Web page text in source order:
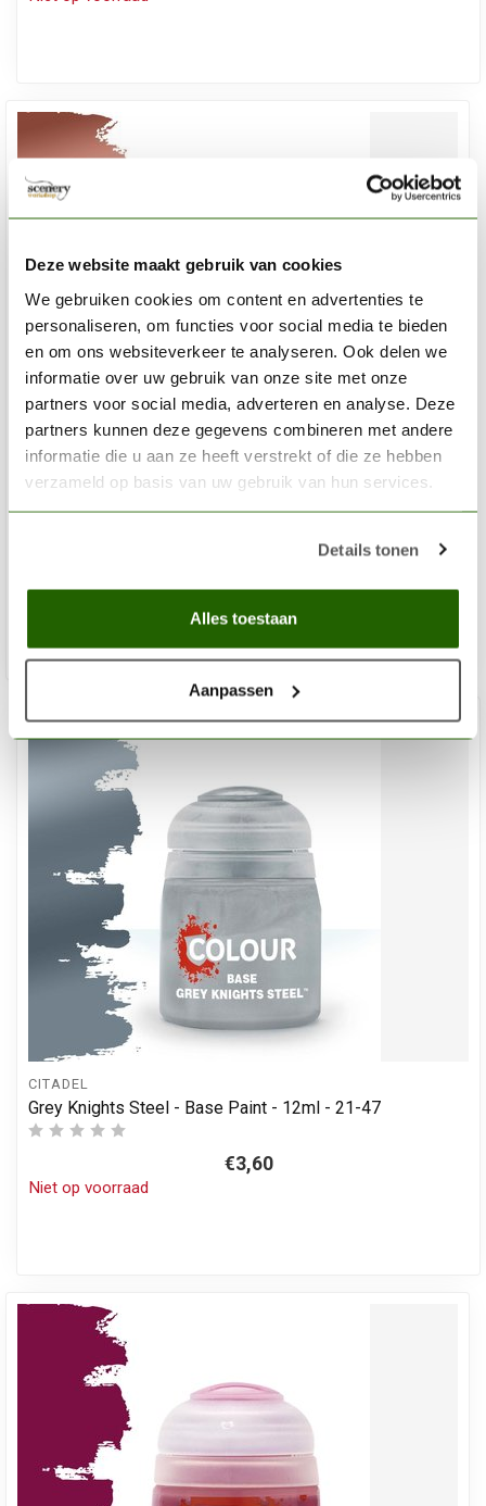
Deze website maakt gebruik van cookies
We gebruiken cookies om content en advertenties te
personaliseren, om functies voor social media te bieden
en om ons websiteverkeer te analyseren. Ook delen we
informatie over uw gebruik van onze site met onze
partners voor social media, adverteren en analyse. Deze
partners kunnen deze gegevens combineren met andere
informatie die u aan ze heeft verstrekt of die ze hebben
verzameld op basis van uw gebruik van hun services.
Details tonen
Alles toestaan
Aanpassen
CITADEL
Warplock Bronze - Base Paint - 12ml - 21-31
Niet op voorraad
CITADEL
Grey Knights Steel - Base Paint - 12ml - 21-47
€3,60
Niet op voorraad